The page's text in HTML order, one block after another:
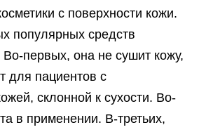
с поверхности кожи.
популярных средств
первых, она не сушит кожу,
для пациентов с
склонной к сухости. Во-
в применении. В-третьих,